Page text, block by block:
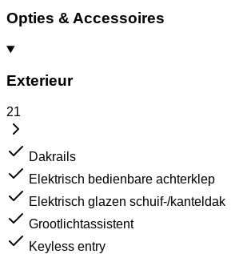
Opties & Accessoires
Exterieur
21
Dakrails
Elektrisch bedienbare achterklep
Elektrisch glazen schuif-/kanteldak
Grootlichtassistent
Keyless entry